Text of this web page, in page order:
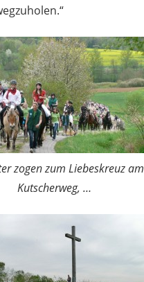
zogen zum Liebeskreuz am
Kutscherweg, …